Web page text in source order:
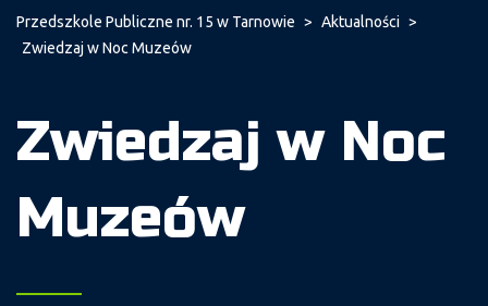
Przedszkole Publiczne nr. 15 w Tarnowie > Aktualności >
Zwiedzaj w Noc Muzeów
Zwiedzaj w Noc
Muzeów